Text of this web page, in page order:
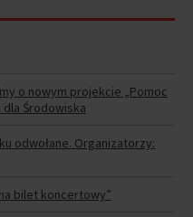
o nowym projekcie „Pomoc
dla Środowiska
odwołane. Organizatorzy:
bilet koncertowy”